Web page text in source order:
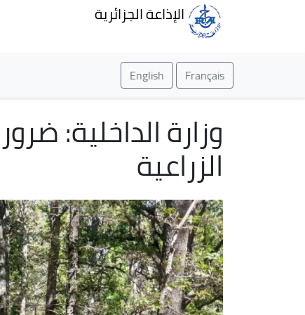
الإذاعة الجزائرية
Français
English
وزارة الداخلية:
الزراعية